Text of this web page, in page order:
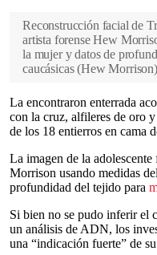
Reconstrucción facial de
artista forense Hew
la mujer y datos de
caucásicas (Hew Morrison)
La encontraron enterrada
con la cruz, alfileres de oro
de los 18 entierros en cama
La imagen de la
Morrison usando medidas
profundidad del tejido para
Si bien no se pudo inferir el
un análisis de ADN, los
una “indicación fuerte” de